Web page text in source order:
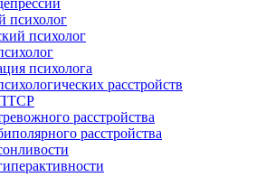
психолог
психолог
психолога
расстройств
расстройства
расстройства